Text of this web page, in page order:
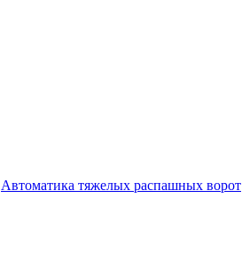
Автоматика тяжелых распашных ворот